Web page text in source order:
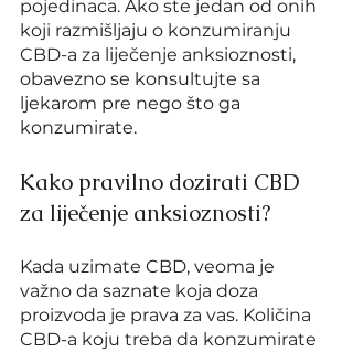
pojedinaca. Ako ste jedan od onih
koji razmišljaju o konzumiranju
CBD-a za liječenje anksioznosti,
obavezno se konsultujte sa
ljekarom pre nego što ga
konzumirate.
Kako pravilno dozirati CBD
za liječenje anksioznosti?
Kada uzimate CBD, veoma je
važno da saznate koja doza
proizvoda je prava za vas. Količina
CBD-a koju treba da konzumirate